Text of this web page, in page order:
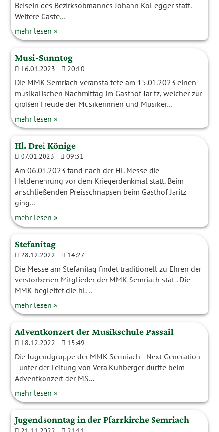
Beisein des Bezirksobmannes Johann Kollegger statt.
Weitere Gäste…
mehr lesen »
Musi-Sunntog
16.01.2023 20:10
Die MMK Semriach veranstaltete am 15.01.2023 einen
musikalischen Nachmittag im Gasthof Jaritz, welcher zur
großen Freude der Musikerinnen und Musiker…
mehr lesen »
Hl. Drei Könige
07.01.2023 09:31
Am 06.01.2023 fand nach der Hl. Messe die
Heldenehrung vor dem Kriegerdenkmal statt. Beim
anschließenden Preisschnapsen beim Gasthof Jaritz
ging…
mehr lesen »
Stefanitag
28.12.2022 14:27
Die Messe am Stefanitag findet traditionell zu Ehren der
verstorbenen Mitglieder der MMK Semriach statt. Die
MMK begleitet die hl.…
mehr lesen »
Adventkonzert der Musikschule Passail
18.12.2022 15:49
Die Jugendgruppe der MMK Semriach - Next Generation
- unter der Leitung von Vera Kühberger durfte beim
Adventkonzert der MS…
mehr lesen »
Jugendsonntag in der Pfarrkirche Semriach